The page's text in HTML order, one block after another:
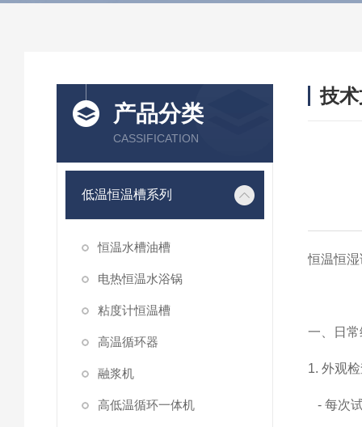
产品分类
CASSIFICATION
低温恒温槽系列
恒温水槽油槽
电热恒温水浴锅
粘度计恒温槽
高温循环器
融浆机
高低温循环一体机
技
恒温恒
一、日
1. 外观
- 每次